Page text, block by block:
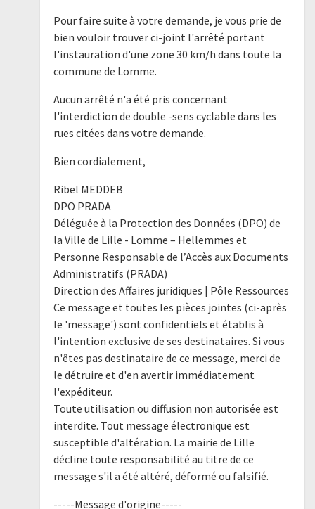
Pour faire suite à votre demande, je vous prie de
bien vouloir trouver ci-joint l'arrêté portant
l'instauration d'une zone 30 km/h dans toute la
commune de Lomme.
Aucun arrêté n'a été pris concernant
l'interdiction de double -sens cyclable dans les
rues citées dans votre demande.
Bien cordialement,
Ribel MEDDEB
DPO PRADA
Déléguée à la Protection des Données (DPO) de
la Ville de Lille - Lomme – Hellemmes et
Personne Responsable de l’Accès aux Documents
Administratifs (PRADA)
Direction des Affaires juridiques | Pôle Ressources
Ce message et toutes les pièces jointes (ci-après
le 'message') sont confidentiels et établis à
l'intention exclusive de ses destinataires. Si vous
n'êtes pas destinataire de ce message, merci de
le détruire et d'en avertir immédiatement
l'expéditeur.
Toute utilisation ou diffusion non autorisée est
interdite. Tout message électronique est
susceptible d'altération. La mairie de Lille
décline toute responsabilité au titre de ce
message s'il a été altéré, déformé ou falsifié.
-----Message d'origine-----